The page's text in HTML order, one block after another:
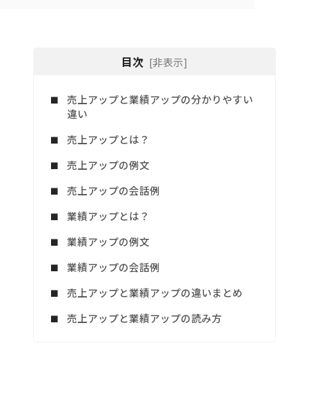
目次 [非表示]
売上アップと業績アップの分かりやすい
違い
売上アップとは？
売上アップの例文
売上アップの会話例
業績アップとは？
業績アップの例文
業績アップの会話例
売上アップと業績アップの違いまとめ
売上アップと業績アップの読み方